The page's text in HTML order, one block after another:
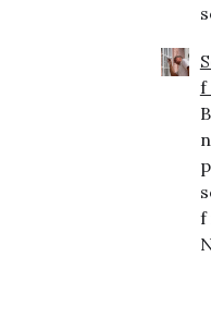
f
f